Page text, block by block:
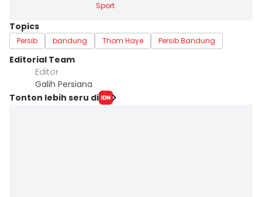
Sport
Topics
Persib bandung Thom Haye Persib Bandung
Editorial Team
Editor
Galih Persiana
Tonton lebih seru di